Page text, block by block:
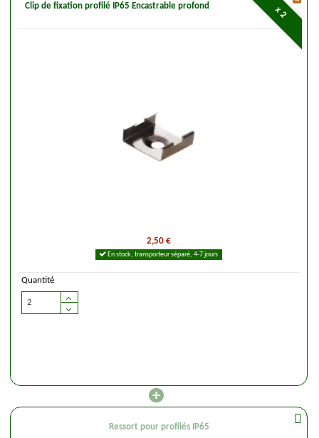
x 2
Clip de fixation profilé IP65 Encastrable profond
2,50 €
En stock, transporteur séparé, 4-7 jours
Quantité
Ressort pour profilés IP65